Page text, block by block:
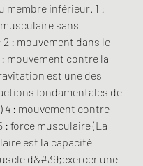
membre inférieur. 1 :
sans
: mouvement dans le
mouvement contre la
est une des
fondamentales de
4 : mouvement contre
: force musculaire (La
est la capacité
d&#39;exercer une